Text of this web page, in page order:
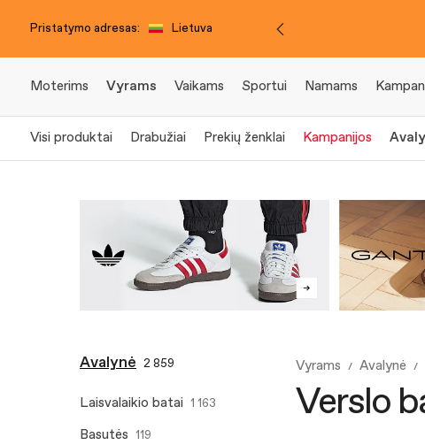
Pristatymo adresas: Lietuva
Moterims Vyrams Vaikams Sportui Namams
Visi produktai Drabužiai Prekių ženklai Kampanijos
Avalynė 2 859
Laisvalaikio batai 1 163
Basutės 119
Vyrams Avalynė
Verslo